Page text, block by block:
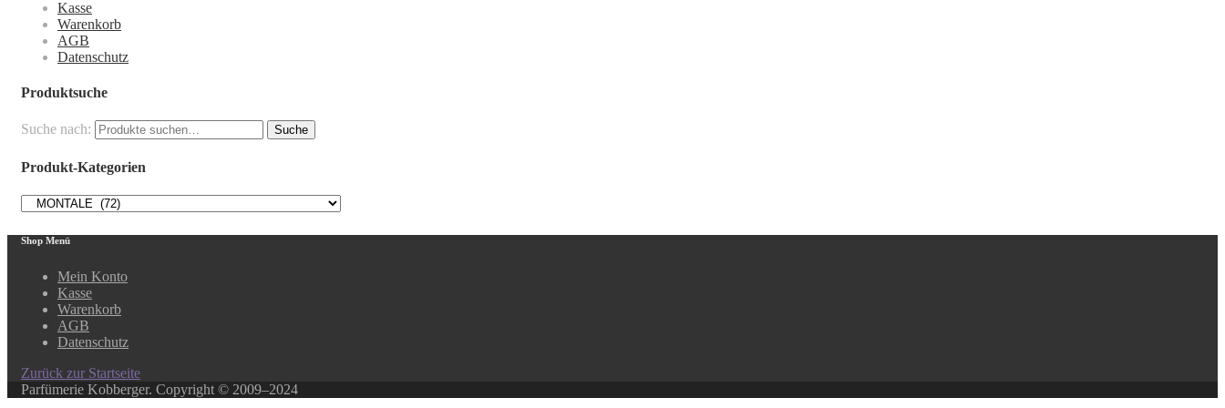
Kasse
Warenkorb
AGB
Datenschutz
Produktsuche
Suche nach: Suche
Produkt-Kategorien
Shop Menü
Mein Konto
Kasse
Warenkorb
AGB
Datenschutz
Zurück zur Startseite
Parfümerie Kobberger. Copyright © 2009–2024